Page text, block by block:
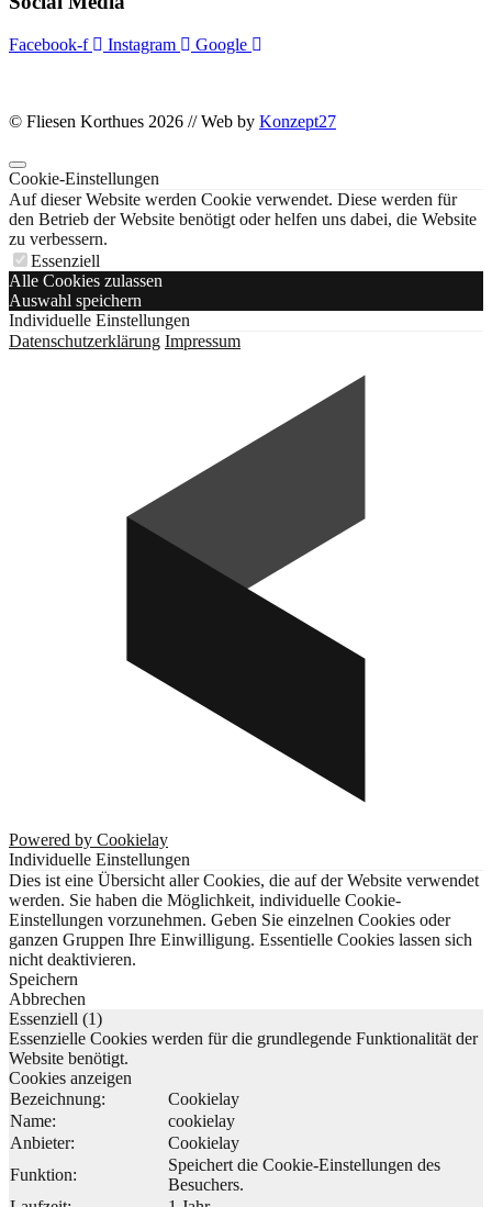
Facebook-f Instagram Google
© Fliesen Korthues 2026 // Web by Konzept27
Cookie-Einstellungen
Auf dieser Website werden Cookie verwendet. Diese werden für
den Betrieb der Website benötigt oder helfen uns dabei, die Website
zu verbessern.
Essenziell
Alle Cookies zulassen
Auswahl speichern
Individuelle Einstellungen
Datenschutzerklärung Impressum
Powered by Cookielay
Individuelle Einstellungen
Dies ist eine Übersicht aller Cookies, die auf der Website verwendet
werden. Sie haben die Möglichkeit, individuelle Cookie-
Einstellungen vorzunehmen. Geben Sie einzelnen Cookies oder
ganzen Gruppen Ihre Einwilligung. Essentielle Cookies lassen sich
nicht deaktivieren.
Speichern
Abbrechen
Essenziell (1)
Essenzielle Cookies werden für die grundlegende Funktionalität der
Website benötigt.
Cookies anzeigen
Bezeichnung:
Cookielay
Name:
cookielay
Anbieter:
Cookielay
Funktion:
Speichert die Cookie-Einstellungen des
Besuchers.